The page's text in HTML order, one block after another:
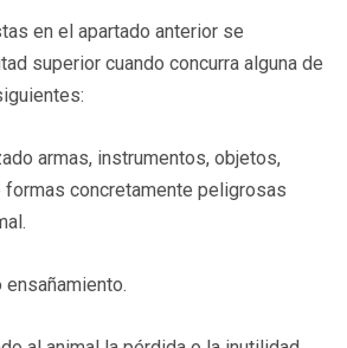
en el apartado anterior se
superior cuando concurra alguna de
armas, instrumentos, objetos,
concretamente peligrosas